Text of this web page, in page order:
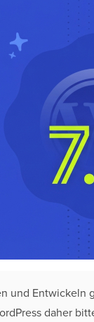
und Entwickeln
daher